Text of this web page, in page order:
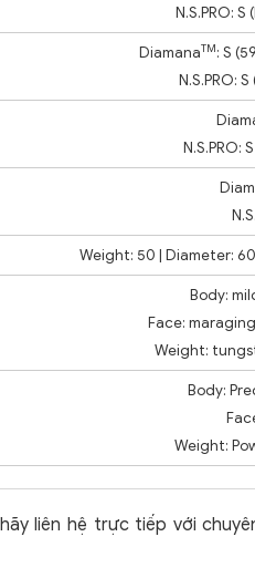
N.S.PRO: S
DiamanaTM: S
N.S.PRO:
N.S.PRO:
Weight: 50 | Diameter:
Body:
Face:
Weight:
Body:
Weight:
liên hệ trực tiếp với